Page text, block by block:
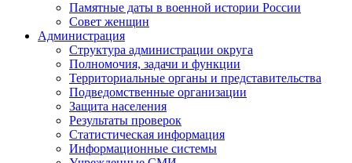
Памятные даты в военной истории России
Совет женщин
Администрация
Структура администрации округа
Полномочия, задачи и функции
Территориальные органы и представительства
Подведомственные организации
Защита населения
Результаты проверок
Статистическая информация
Информационные системы